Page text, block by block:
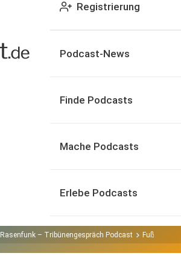
Registrierung
Podcast-News
Finde Podcasts
Mache Podcasts
Erlebe Podcasts
Rasenfunk – Tribünengespräch Podcast